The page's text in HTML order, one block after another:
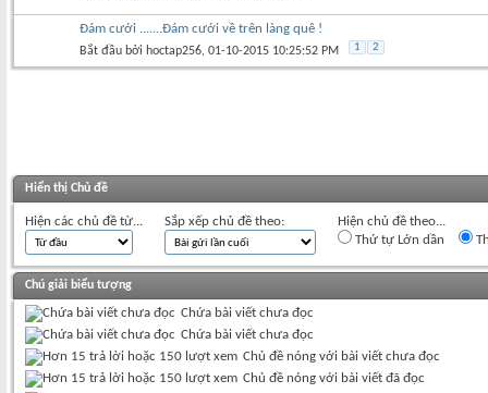
Đám cưới .......Đám cưới về trên làng quê !
Bắt đầu bởi hoctap256‎, 01-10-2015 10:25:52 PM 1 2
Hiển thị Chủ đề
Hiện các chủ đề từ... Sắp xếp chủ đề theo:
Hiện chủ đề theo...
Thứ tự Lớn dần
Chú giải biểu tượng
Chứa bài viết chưa đọc
Chứa bài viết chưa đọc
Chủ đề nóng với bài viết chưa đọc
Chủ đề nóng với bài viết đã đọc